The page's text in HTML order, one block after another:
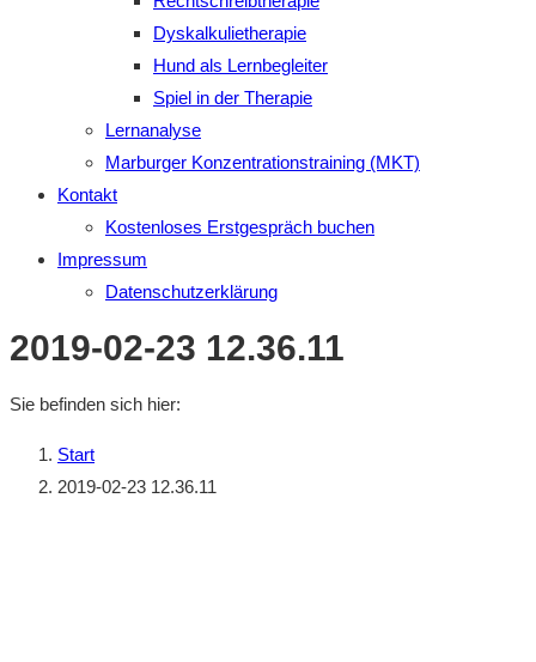
Dyskalkulietherapie
Hund als Lernbegleiter
Spiel in der Therapie
Lernanalyse
Marburger Konzentrationstraining (MKT)
Kontakt
Kostenloses Erstgespräch buchen
Impressum
Datenschutzerklärung
2019-02-23 12.36.11
Sie befinden sich hier:
Start
2019-02-23 12.36.11